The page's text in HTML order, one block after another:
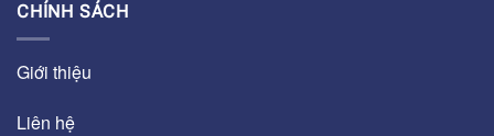
CHÍNH SÁCH
Giới thiệu
Liên hệ